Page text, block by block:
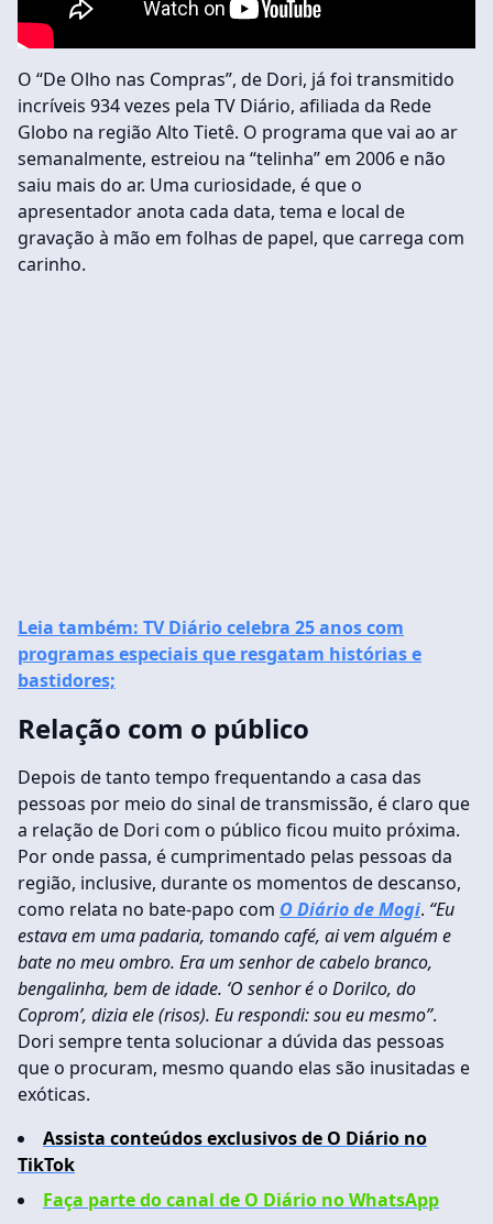
O “De Olho nas Compras”, de Dori, já foi transmitido
incríveis 934 vezes pela TV Diário, afiliada da Rede
Globo na região Alto Tietê. O programa que vai ao ar
semanalmente, estreiou na “telinha” em 2006 e não
saiu mais do ar. Uma curiosidade, é que o
apresentador anota cada data, tema e local de
gravação à mão em folhas de papel, que carrega com
carinho.
Leia também: TV Diário celebra 25 anos com
programas especiais que resgatam histórias e
bastidores;
Relação com o público
Depois de tanto tempo frequentando a casa das
pessoas por meio do sinal de transmissão, é claro que
a relação de Dori com o público ficou muito próxima.
Por onde passa, é cumprimentado pelas pessoas da
região, inclusive, durante os momentos de descanso,
como relata no bate-papo com O Diário de Mogi. “Eu
estava em uma padaria, tomando café, ai vem alguém e
bate no meu ombro. Era um senhor de cabelo branco,
bengalinha, bem de idade. ‘O senhor é o Dorilco, do
Coprom’, dizia ele (risos). Eu respondi: sou eu mesmo”.
Dori sempre tenta solucionar a dúvida das pessoas
que o procuram, mesmo quando elas são inusitadas e
exóticas.
Assista conteúdos exclusivos de O Diário no
TikTok
Faça parte do canal de O Diário no WhatsApp